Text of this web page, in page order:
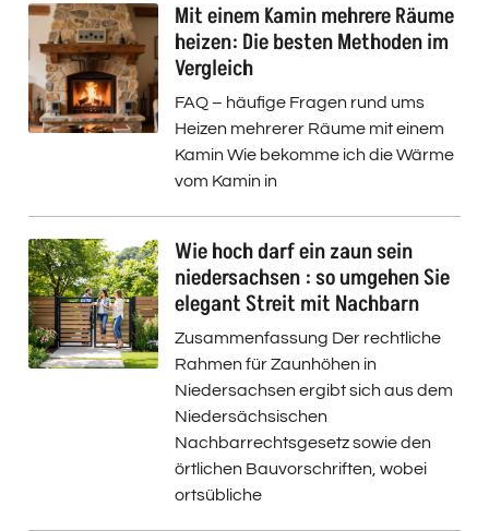
Mit einem Kamin mehrere Räume
heizen: Die besten Methoden im
Vergleich
FAQ – häufige Fragen rund ums
Heizen mehrerer Räume mit einem
Kamin Wie bekomme ich die Wärme
vom Kamin in
Wie hoch darf ein zaun sein
niedersachsen : so umgehen Sie
elegant Streit mit Nachbarn
Zusammenfassung Der rechtliche
Rahmen für Zaunhöhen in
Niedersachsen ergibt sich aus dem
Niedersächsischen
Nachbarrechtsgesetz sowie den
örtlichen Bauvorschriften, wobei
ortsübliche